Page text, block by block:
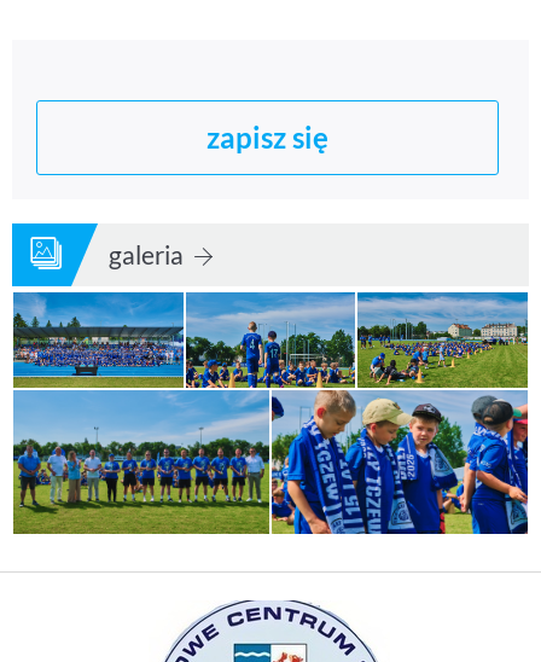
zapisz się
galeria